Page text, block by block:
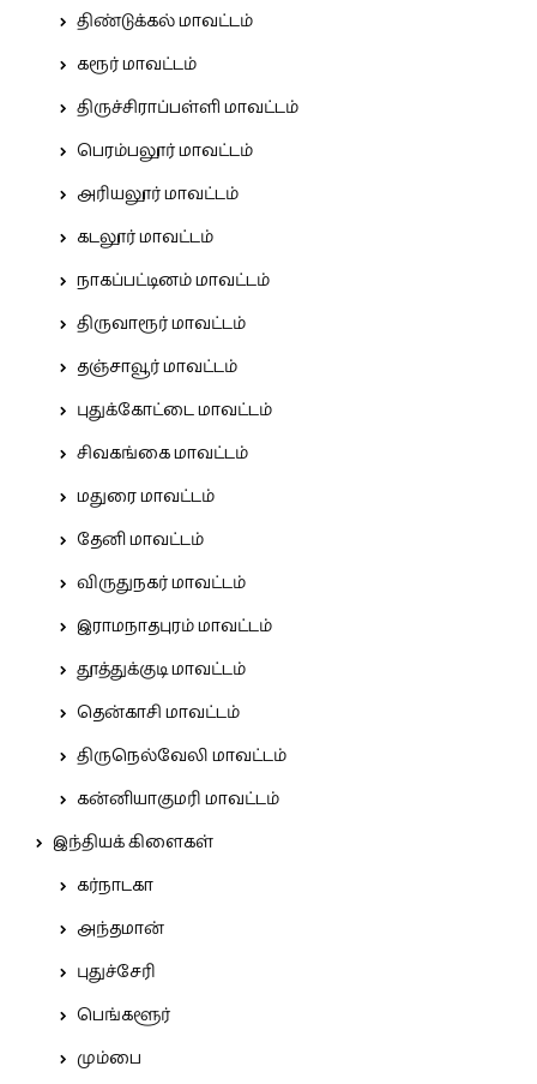
திண்டுக்கல் மாவட்டம்
கரூர் மாவட்டம்
திருச்சிராப்பள்ளி மாவட்டம்
பெரம்பலூர் மாவட்டம்
அரியலூர் மாவட்டம்
கடலூர் மாவட்டம்
நாகப்பட்டினம் மாவட்டம்
திருவாரூர் மாவட்டம்
தஞ்சாவூர் மாவட்டம்
புதுக்கோட்டை மாவட்டம்
சிவகங்கை மாவட்டம்
மதுரை மாவட்டம்
தேனி மாவட்டம்
விருதுநகர் மாவட்டம்
இராமநாதபுரம் மாவட்டம்
தூத்துக்குடி மாவட்டம்
தென்காசி மாவட்டம்
திருநெல்வேலி மாவட்டம்
கன்னியாகுமரி மாவட்டம்
இந்தியக் கிளைகள்
கர்நாடகா
அந்தமான்
புதுச்சேரி
பெங்களூர்
மும்பை